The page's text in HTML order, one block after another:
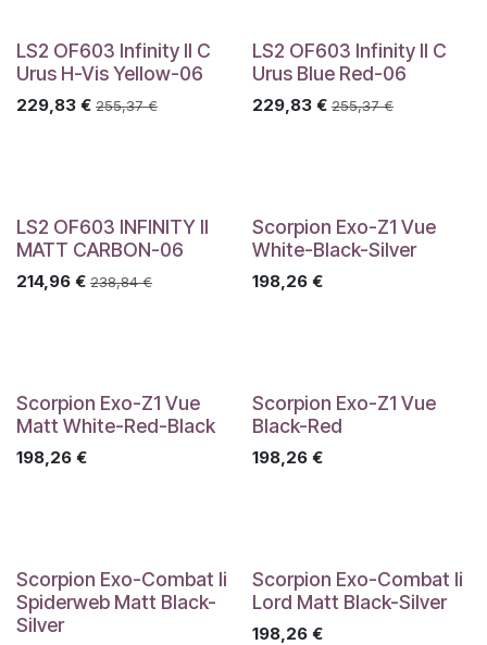
LS2 OF603 Infinity II C
Urus H-Vis Yellow-06
229,83 € 255,37€
LS2 OF603 Infinity II C
Urus Blue Red-06
229,83€ 255,37€
LS2 OF603 INFINITY II
MATT CARBON-06
214,96 € 238,84€
Scorpion Exo-Z1 Vue
White-Black-Silver
198,26€
Scorpion Exo-Z1 Vue
Matt White-Red-Black
198,26 €
Scorpion Exo-Z1 Vue
Black-Red
198,26€
Scorpion Exo-Combat Ii
Spiderweb Matt Black-
Silver
Scorpion Exo-Combat Ii
Lord Matt Black-Silver
198,26€